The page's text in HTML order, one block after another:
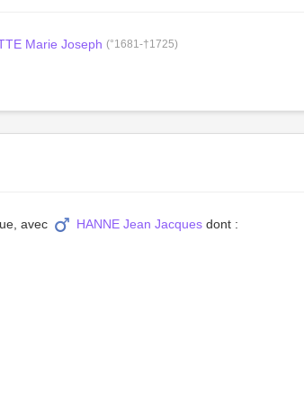
Marie Joseph (°1681-†1725)
avec HANNE Jean Jacques dont :